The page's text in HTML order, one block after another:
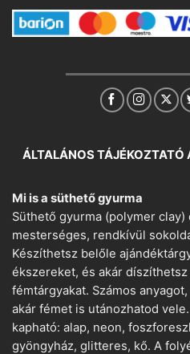
ÁLTALÁNOS TÁJÉKOZTATÓ
Mi is a süthető gyurma
Süthető gyurma (polymer
mesterséges, rendkívül
Készíthetsz belőle
ékszereket, és akár
fémtárgyakat. Számos
akár fémet is utánozhatod
kapható: alap, neon,
gyöngyház, glitteres, kő. A